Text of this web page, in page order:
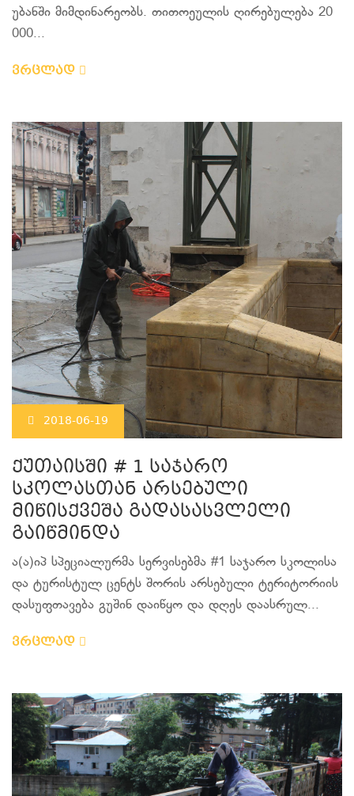
უბანში მიმდინარეობს. თითოეულის ღირებულება 20
000...
ვრცლად
2018-06-19
ქუთაისში # 1 საჯარო
სკოლასთან არსებული
მიწისქვეშა გადასასვლელი
გაიწმინდა
ა(ა)იპ სპეციალურმა სერვისებმა #1 საჯარო სკოლისა
და ტურისტულ ცენტს შორის არსებული ტერიტორიის
დასუფთავება გუშინ დაიწყო და დღეს დაასრულ...
ვრცლად